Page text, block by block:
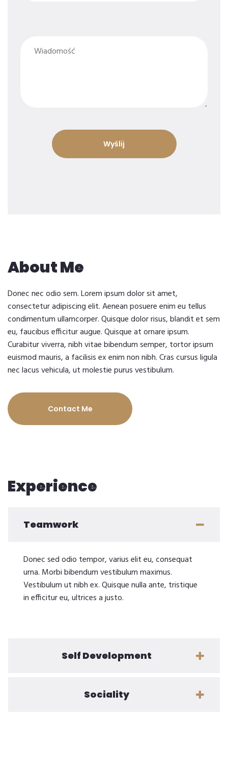
About Me
Donec nec odio sem. Lorem ipsum dolor sit amet,
consectetur adipiscing elit. Aenean posuere enim eu tellus
condimentum ullamcorper. Quisque dolor risus, blandit et sem
eu, faucibus efficitur augue. Quisque at ornare ipsum.
Curabitur viverra, nibh vitae bibendum semper, tortor ipsum
euismod mauris, a facilisis ex enim non nibh. Cras cursus ligula
nec lacus vehicula, ut molestie purus vestibulum.
Contact Me
Experience
Teamwork
Donec sed odio tempor, varius elit eu, consequat
urna. Morbi bibendum vestibulum maximus.
Vestibulum ut nibh ex. Quisque nulla ante, tristique
in efficitur eu, ultrices a justo.
Self Development
Sociality